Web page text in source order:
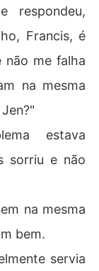
respondeu,
Francis, é
não me falha
na mesma
estava
sorriu e não
na mesma
bem.
servia